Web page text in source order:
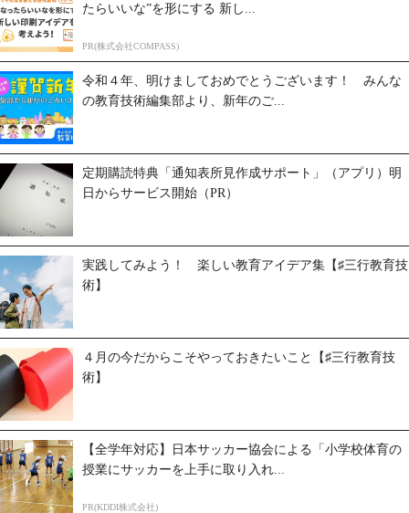
たらいいな”を形にする 新し...
PR(株式会社COMPASS)
令和４年、明けましておめでとうございます！ みんな
の教育技術編集部より、新年のご...
定期購読特典「通知表所見作成サポート」（アプリ）明
日からサービス開始（PR）
実践してみよう！ 楽しい教育アイデア集【♯三行教育技
術】
４月の今だからこそやっておきたいこと【♯三行教育技
術】
【全学年対応】日本サッカー協会による「小学校体育の
授業にサッカーを上手に取り入れ...
PR(KDDI株式会社)